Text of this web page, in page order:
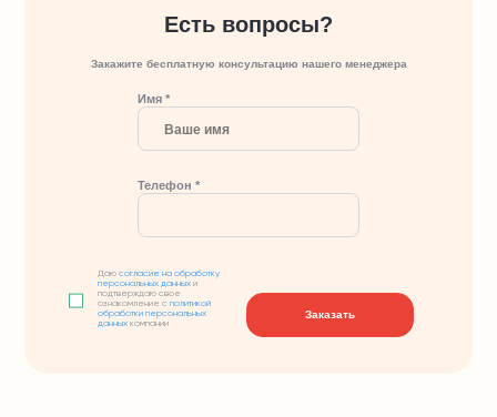
Есть вопросы?
Закажите бесплатную консультацию нашего менеджера
Имя *
Телефон *
Даюсогласие на обработку
персональных данных и
подтверждаю свое
ознакомление сполитикой
обработки персональных
данных компании
Заказать